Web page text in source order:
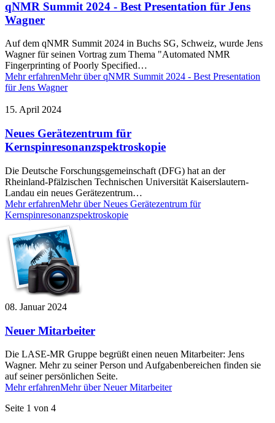
qNMR Summit 2024 - Best Presentation für Jens
Wagner
Auf dem qNMR Summit 2024 in Buchs SG, Schweiz, wurde Jens
Wagner für seinen Vortrag zum Thema "Automated NMR
Fingerprinting of Poorly Specified…
Mehr erfahrenMehr über qNMR Summit 2024 - Best Presentation
für Jens Wagner
15. April 2024
Neues Gerätezentrum für
Kernspinresonanzspektroskopie
Die Deutsche Forschungsgemeinschaft (DFG) hat an der
Rheinland-Pfälzischen Technischen Universität Kaiserslautern-
Landau ein neues Gerätezentrum…
Mehr erfahrenMehr über Neues Gerätezentrum für
Kernspinresonanzspektroskopie
08. Januar 2024
Neuer Mitarbeiter
Die LASE-MR Gruppe begrüßt einen neuen Mitarbeiter: Jens
Wagner. Mehr zu seiner Person und Aufgabenbereichen finden sie
auf seiner persönlichen Seite.
Mehr erfahrenMehr über Neuer Mitarbeiter
Seite 1 von 4